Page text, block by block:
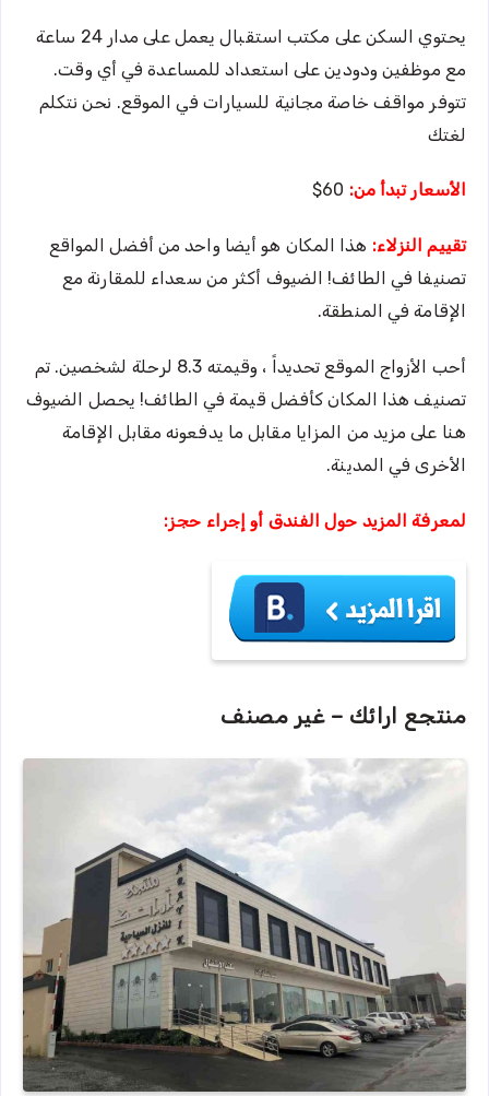
يحتوي السكن على مكتب استقبال يعمل على مدار 24 ساعة
مع موظفين ودودين على استعداد للمساعدة في أي وقت.
تتوفر مواقف خاصة مجانية للسيارات في الموقع. نحن نتكلم
لغتك
الأسعار تبدأ من:
تقييم النزلاء: هذا المكان هو أيضا واحد من أفضل المواقع
تصنيفا في الطائف! الضيوف أكثر من سعداء للمقارنة مع
الإقامة في المنطقة.
أحب الأزواج الموقع تحديداً ، وقيمته 8.3 لرحلة لشخصين. تم
تصنيف هذا المكان كأفضل قيمة في الطائف! يحصل الضيوف
هنا على مزيد من المزايا مقابل ما يدفعونه مقابل الإقامة
الأخرى في المدينة.
لمعرفة المزيد حول الفندق أو إجراء حجز:
منتجع ارائك – غير مصنف